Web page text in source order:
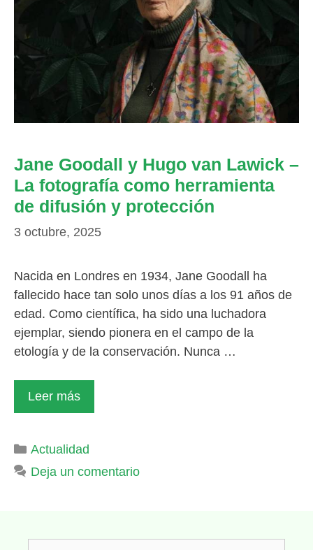
Jane Goodall y Hugo van Lawick –
La fotografía como herramienta
de difusión y protección
3 octubre, 2025
Nacida en Londres en 1934, Jane Goodall ha
fallecido hace tan solo unos días a los 91 años de
edad. Como científica, ha sido una luchadora
ejemplar, siendo pionera en el campo de la
etología y de la conservación. Nunca …
Leer más
Categorías
Actualidad
Deja un comentario